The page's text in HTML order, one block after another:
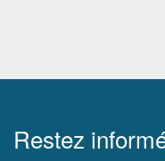
Restez